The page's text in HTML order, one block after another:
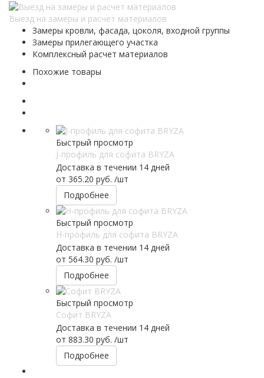
Выезд на замеры и расчет материалов
Замеры кровли, фасада, цоколя, входной группы
Замеры прилегающего участка
Комплексный расчет материалов
Похожие товары
Быстрый просмотр
J-профиль для софита BRYZA
Доставка в течении 14 дней
от 365.20 руб. /шт
Подробнее
Быстрый просмотр
H-профиль для софита BRYZA
Доставка в течении 14 дней
от 564.30 руб. /шт
Подробнее
Быстрый просмотр
Софит BRYZA
Доставка в течении 14 дней
от 883.30 руб. /шт
Подробнее